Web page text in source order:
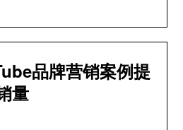
品牌营销案例提
量